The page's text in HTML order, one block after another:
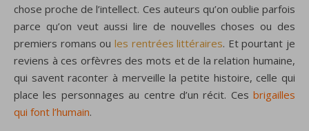
chose proche de l’intellect. Ces auteurs qu’on oublie parfois
parce qu’on veut aussi lire de nouvelles choses ou des
premiers romans ou les rentrées littéraires. Et pourtant je
reviens à ces orfèvres des mots et de la relation humaine,
qui savent raconter à merveille la petite histoire, celle qui
place les personnages au centre d’un récit. Ces brigailles
qui font l’humain.